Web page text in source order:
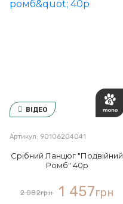
ВІДЕО
Артикул: 90106204041
Срібний Ланцюг "Подвійний
Ромб" 40р
2 082грн 1 457грн